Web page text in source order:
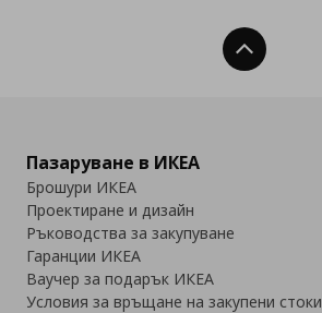
Нагоре
Пазаруване в ИКЕА
Брошури ИКЕА
Проектиране и дизайн
Ръководства за закупуване
Гаранции ИКЕА
Ваучер за подарък ИКЕА
Условия за връщане на закупени стоки